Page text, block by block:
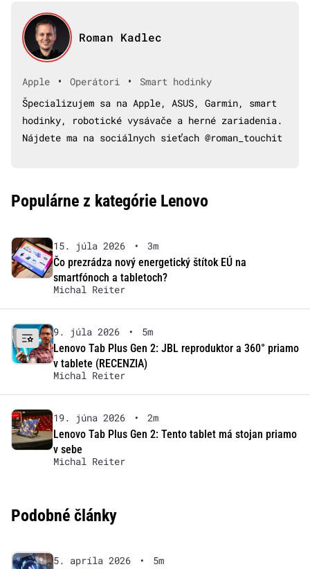
Roman Kadlec
Apple • Operátori •
Smart hodinky
Špecializujem sa na Apple, ASUS, Garmin, smart
hodinky, robotické vysávače a herné zariadenia.
Nájdete ma na sociálnych sieťach @roman_touchit
Populárne z kategórie Lenovo
15. júla 2026 •
3m
Čo prezrádza nový energetický štítok EÚ na
smartfónoch a tabletoch?
Michal Reiter
9. júla 2026 •
5m
Lenovo Tab Plus Gen 2: JBL reproduktor a 360° priamo
v tablete (RECENZIA)
Michal Reiter
19. júna 2026 •
2m
Lenovo Tab Plus Gen 2: Tento tablet má stojan priamo
v sebe
Michal Reiter
Podobné články
5. apríla 2026 •
5m